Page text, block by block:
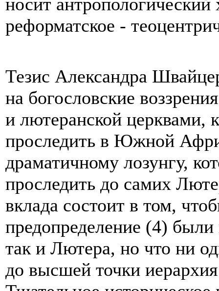
реформатское -
Тезис Александра
на богословские
и лютеранской церквами,
проследить в Южной
драматичному лозунгу,
проследить до самих
вклада состоит в том,
предопределение (4)
так и Лютера, но что ни
до высшей точки